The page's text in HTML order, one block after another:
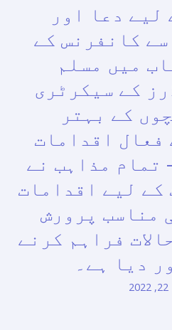
دعا اور
کانفرنس کے
میں مسلم
کے سیکرٹری
کے بہتر
فعال اقدامات
تمام مذاہب نے
کے لیے اقدامات
مناسب پرورش
فراہم کرنے
دیا ہے۔